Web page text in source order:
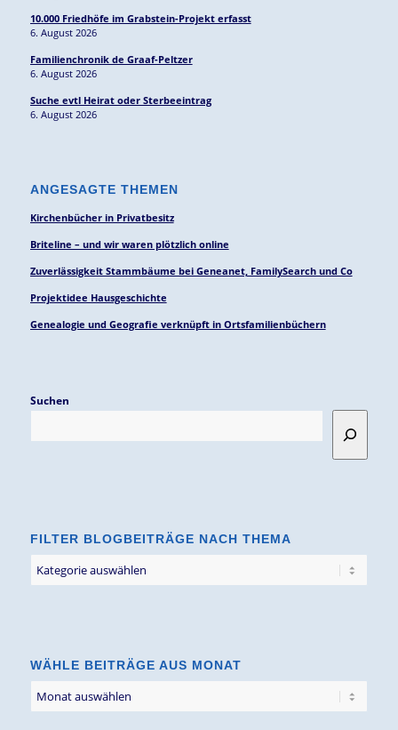
10.000 Friedhöfe im Grabstein-Projekt erfasst
6. August 2026
Familienchronik de Graaf-Peltzer
6. August 2026
Suche evtl Heirat oder Sterbeeintrag
6. August 2026
ANGESAGTE THEMEN
Kirchenbücher in Privatbesitz
Briteline – und wir waren plötzlich online
Zuverlässigkeit Stammbäume bei Geneanet, FamilySearch und Co
Projektidee Hausgeschichte
Genealogie und Geografie verknüpft in Ortsfamilienbüchern
Suchen
FILTER BLOGBEITRÄGE NACH THEMA
Blogbeiträge
WÄHLE BEITRÄGE AUS MONAT